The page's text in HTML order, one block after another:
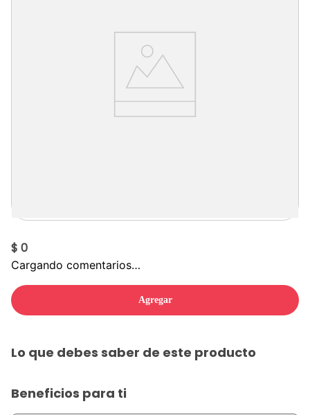
$ 0
Cargando comentarios…
Agregar
Lo que debes saber de este producto
Beneficios para ti